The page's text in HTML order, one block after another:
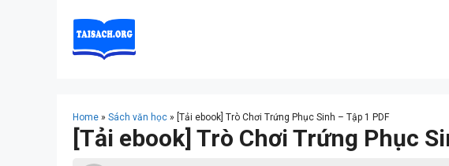
Home » Sách văn học » [Tải ebook] Trò Chơi Trứng Phục Sinh – Tập 1 PDF
[Tải ebook] Trò Chơi Trứng Phục